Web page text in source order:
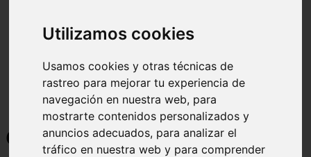
Utilizamos cookies
Usamos cookies y otras técnicas de
rastreo para mejorar tu experiencia de
navegación en nuestra web, para
mostrarte contenidos personalizados y
anuncios adecuados, para analizar el
tráfico en nuestra web y para comprender
Curiosidades y Sabias que